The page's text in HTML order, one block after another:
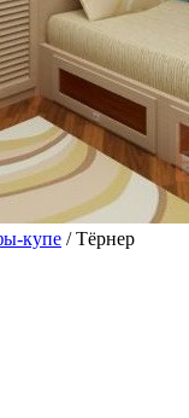
купе / Тёрнер